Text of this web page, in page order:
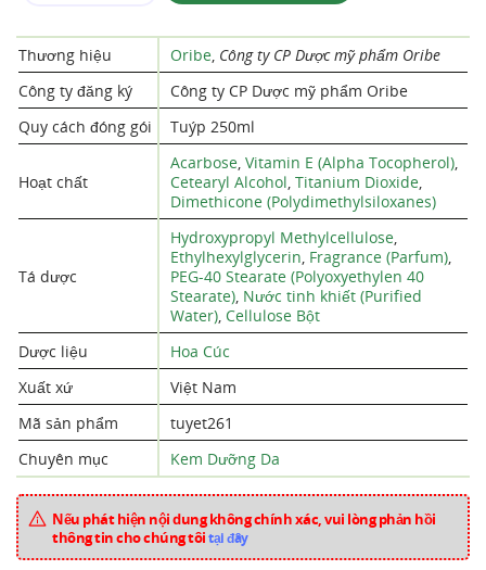
Thương hiệu Oribe, Công ty CP Dược mỹ phẩm Oribe
Công ty đăng ký
Công ty CP Dược mỹ phẩm Oribe
Quy cách đóng gói
Tuýp 250ml
Hoạt chất
Acarbose, Vitamin E (Alpha Tocopherol),
Cetearyl Alcohol, Titanium Dioxide,
Dimethicone (Polydimethylsiloxanes)
Tá dược
Hydroxypropyl Methylcellulose,
Ethylhexylglycerin, Fragrance (Parfum),
PEG-40 Stearate (Polyoxyethylen 40
Stearate), Nước tinh khiết (Purified
Water), Cellulose Bột
Dược liệu
Hoa Cúc
Xuất xứ
Việt Nam
Mã sản phẩm
tuyet261
Chuyên mục
Kem Dưỡng Da
Nếu phát hiện nội dung không chính xác, vui lòng phản hồi
thông tin cho chúng tôitại đây